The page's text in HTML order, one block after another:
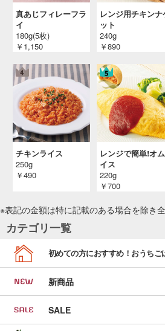
真あじフィレーフラ
イ
180g(5枚)
￥1,150
レンジ用チキンナ
ット
240g
￥890
チキンライス
250g
￥490
レンジで簡単!オ
イス
220g
￥700
※表記の金額は特に記載のある場合を除き
カテゴリ一覧
初めての方におすすめ！おうちご
新商品
SALE